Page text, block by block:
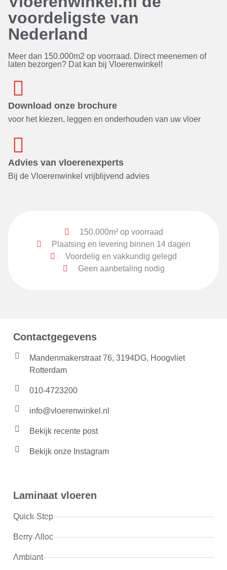
voordeligste van
Nederland
Meer dan 150.000m2 op voorraad. Direct meenemen of
laten bezorgen? Dat kan bij Vloerenwinkel!
Download onze brochure
voor het kiezen, leggen en onderhouden van uw vloer
Advies van vloerenexperts
Bij de Vloerenwinkel vrijblijvend advies
150.000m² op voorraad
Plaatsing en levering binnen 14 dagen
Voordelig en vakkundig gelegd
Geen aanbetaling nodig
Contactgegevens
Mandenmakerstraat 76, 3194DG, Hoogvliet
Rotterdam
010-4723200
info@vloerenwinkel.nl
Bekijk recente post
Bekijk onze Instagram
Laminaat vloeren
Quick-Step
Berry-Alloc
Ambiant